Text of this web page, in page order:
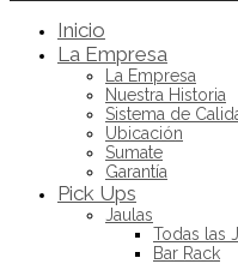
Inicio
La Empresa
La Empresa
Nuestra Historia
Sistema de
Ubicación
Sumate
Garantía
Pick Ups
Jaulas
Todas las
Bar Rack